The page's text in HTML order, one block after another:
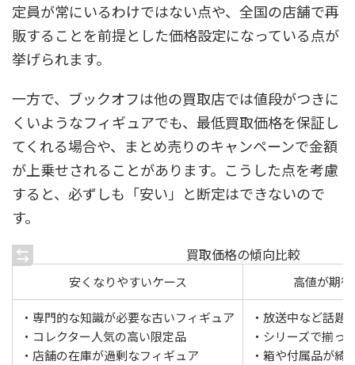
定員が常にいるわけではない点や、全国の店舗で再
販することを前提とした価格設定になっている点が
挙げられます。
一方で、ブックオフは他の買取店では値段がつきに
くいようなフィギュアでも、最低買取価格を保証し
てくれる場合や、まとめ売りのキャンペーンで金額
が上乗せされることがあります。こうした点を考慮
すると、必ずしも「安い」と断定はできないので
す。
買取価格の傾向比較
安くなりやすいケース 高値が期
・専門的な知識が必要な古いフィギュア
・コレクター人気の高い限定品
・店舗の在庫が過剰なフィギュア
・放送中など話題
・シリーズで揃っ
・箱や付属品が綺